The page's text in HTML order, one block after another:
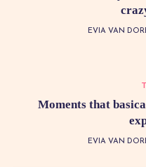
EVIA VAN
Moments that
EVIA VAN